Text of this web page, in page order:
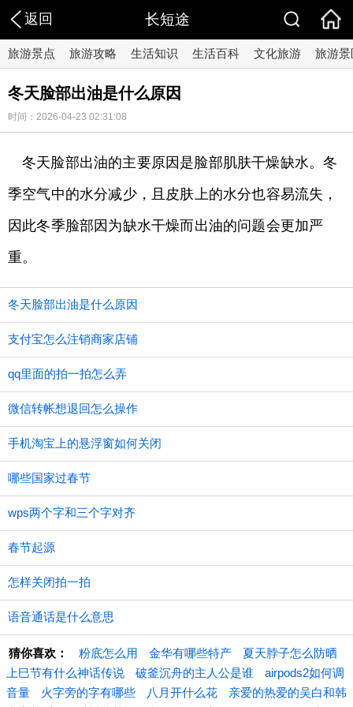
返回 长短途
旅游景点 旅游攻略 生活知识 生活百科 文化旅游 旅游景
冬天脸部出油是什么原因
时间：2026-04-23 02:31:08
冬天脸部出油的主要原因是脸部肌肤干燥缺水。冬
季空气中的水分减少，且皮肤上的水分也容易流失，
因此冬季脸部因为缺水干燥而出油的问题会更加严
重。
冬天脸部出油是什么原因
支付宝怎么注销商家店铺
qq里面的拍一拍怎么弄
微信转帐想退回怎么操作
手机淘宝上的悬浮窗如何关闭
哪些国家过春节
wps两个字和三个字对齐
春节起源
怎样关闭拍一拍
语音通话是什么意思
猜你喜欢： 粉底怎么用 金华有哪些特产
夏天脖子怎么防晒
上巳节有什么神话传说
破釜沉舟的主人公是谁
airpods2如何调
音量
火字旁的字有哪些 八月开什么花
亲爱的热爱的吴白和韩